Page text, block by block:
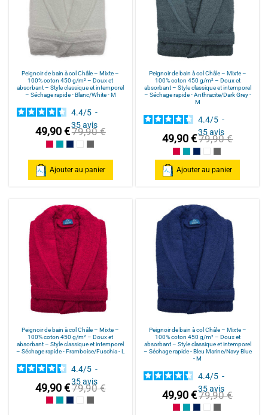
Peignoir de bain à col Châle – Mixte –
100% coton 450 g/m² – Doux et
absorbant – Style classique et intemporel
– Séchage rapide - Blanc/White - M
4.4/5 -
35avis
49,90 €79,90 €
Framboise/Fuschia
Bleu Canard
Bleu Marine/Navy Blue
Blanc/White
Anthracite/Dark Grey
Ajouter au panier
Peignoir de bain à col Châle – Mixte –
100% coton 450 g/m² – Doux et
absorbant – Style classique et intemporel
– Séchage rapide - Anthracite/Dark Grey -
M
4.4/5 -
35avis
49,90 €79,90 €
Framboise/Fuschia
Bleu Canard
Bleu Marine/Navy
Blanc/White
Anthracite/
Ajouter au panier
Peignoir de bain à col Châle – Mixte –
100% coton 450 g/m² – Doux et
absorbant – Style classique et intemporel
– Séchage rapide - Framboise/Fuschia - L
4.4/5 -
35avis
49,90 €79,90 €
Framboise/Fuschia
Bleu Canard
Bleu Marine/Navy Blue
Blanc/White
Anthracite/Dark Grey
Peignoir de bain à col Châle – Mixte –
100% coton 450 g/m² – Doux et
absorbant – Style classique et intemporel
– Séchage rapide - Bleu Marine/Navy Blue
- M
4.4/5 -
35avis
49,90 €79,90 €
Framboise/Fuschia
Bleu Canard
Bleu Marine/Navy
Blanc/White
Anthracite/